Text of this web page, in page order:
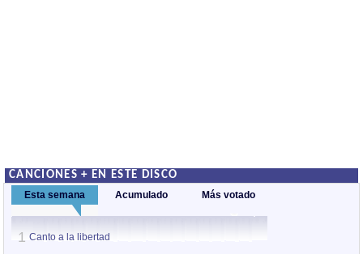
CANCIONES + EN ESTE DISCO
Esta semana Acumulado Más votado
1 Canto a la libertad